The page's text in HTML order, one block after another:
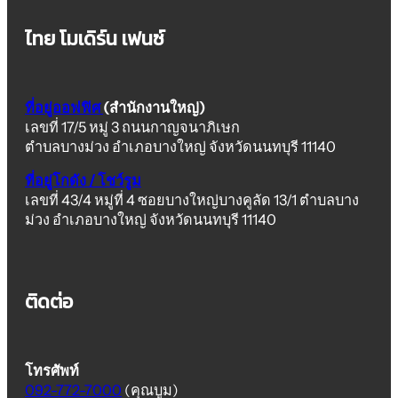
ไทย โมเดิร์น เฟนซ์
ที่อยู่ออฟฟิศ(สำนักงานใหญ่)
เลขที่ 17/5 หมู่ 3 ถนนกาญจนาภิเษก
ตำบลบางม่วง อำเภอบางใหญ่ จังหวัดนนทบุรี 11140
ที่อยู่โกดัง / โชว์รูม
เลขที่ 43/4 หมู่ที่ 4 ซอยบางใหญ่บางคูลัด 13/1 ตำบลบาง
ม่วง อำเภอบางใหญ่ จังหวัดนนทบุรี 11140
ติดต่อ
โทรศัพท์
092-772-7000 (คุณบูม)